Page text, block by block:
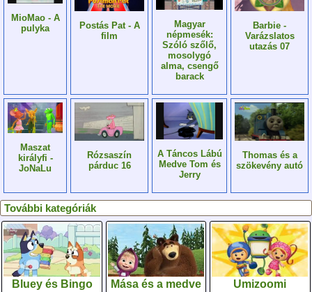
MioMao - A
pulyka
Postás Pat - A
film
Magyar
népmesék:
Szóló szőlő,
mosolygó
alma, csengő
barack
Barbie -
Varázslatos
utazás 07
Maszat
királyfi -
JoNaLu
Rózsaszín
párduc 16
A Táncos Lábú
Medve Tom és
Jerry
Thomas és a
szökevény autó
További kategóriák
Bluey és Bingo Mása és a medve
Umizoomi